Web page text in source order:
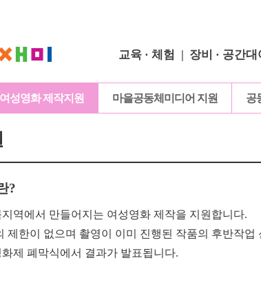
교육 · 체험 장비 · 공간대
여성영화 제작지원 마을공동체미디어 지원 공
?
역에서 만들어지는 여성영화 제작을 지원합니다.
제한이 없으며 촬영이 이미 진행된 작품의 후반작업
제 폐막식에서 결과가 발표됩니다.